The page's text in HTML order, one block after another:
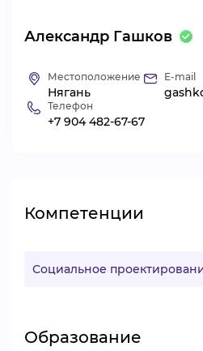
БАЗА ЗНАНИЙ
Александр Гашков
Местоположение
Нягань
E-mail
Телефон
+7 904 482-67-67
Компетенции
Социальное
Образование